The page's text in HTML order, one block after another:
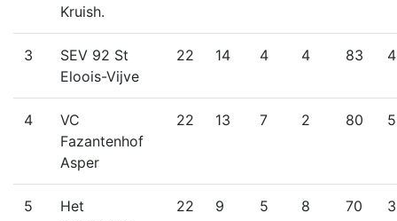
Kruish.
3
SEV 92 St
Eloois-Vijve
22 14 4 4 83
4
VC
Fazantenhof
Asper
22 13 7 2 80
5
Het
22 9 5 8 70